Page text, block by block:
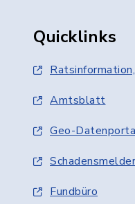
Quicklinks
Amtsblatt
Geo-
Schadensmelder
Fundbüro